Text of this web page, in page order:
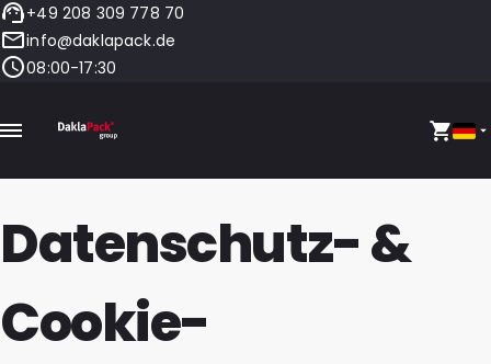
+49 208 309 778 70
info@daklapack.de
08:00-17:30
Datenschutz- &
Cookie-